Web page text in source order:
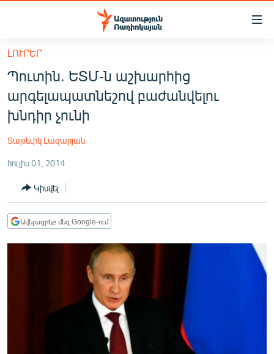
Մատչելիության
հիմնական
բովանդակությանը
հիմնական
մենյուին
ՀԱՅԱՍՏԱՆ
ՔԱՂԱՔԱԿԱՆ
ՏՆՏԵՍՈՒԹՅՈՒՆ
ՂԱՐԱԲԱՂ
ՄՇԱԿՈՒՅԹ
ՄԵԿՆԱԲԱՆՈՒԹՅՈՒՆ
ԼՈՒՐԵՐ
Պուտին. ԵՏՄ-ն աշխարհից
արգելապատնեշով բաժանվելու
խնդիր չունի
Տաթեւիկ Լազարյան
հուլիս 01, 2014
Կիսվել
Ավելացրեք մեզ Google-ում